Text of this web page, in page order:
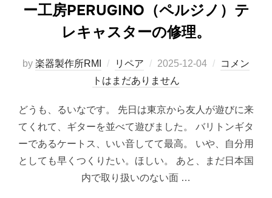
ー工房PERUGINO（ペルジノ）テ
レキャスターの修理。
by 楽器製作所RMI リペア
投
稿
2025-12-04
コメン
トはまだありません
どうも、るいなです。 先日は東京から友人が遊びに来
てくれて、ギターを並べて遊びました。 バリトンギタ
ーであるケートス、いい音してて最高。 いや、自分用
としても早くつくりたい。ほしい。 あと、まだ日本国
内で取り扱いのない面 …